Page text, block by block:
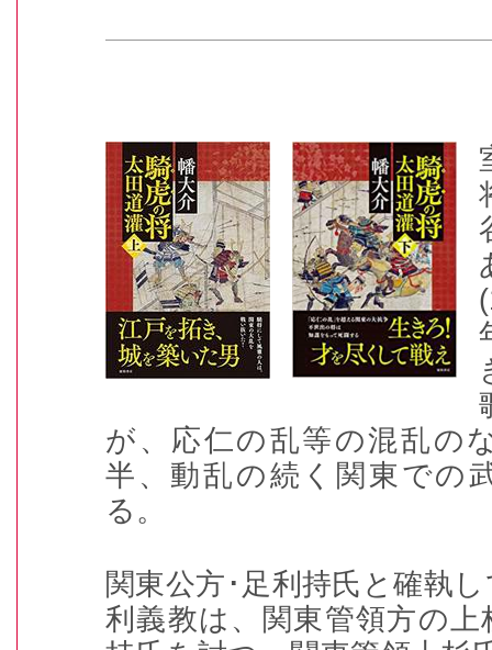
が、応仁の乱等の混乱の
半、動乱の続く関東での
る。
関東公方･足利持氏と確執
利義教は、関東管領方の